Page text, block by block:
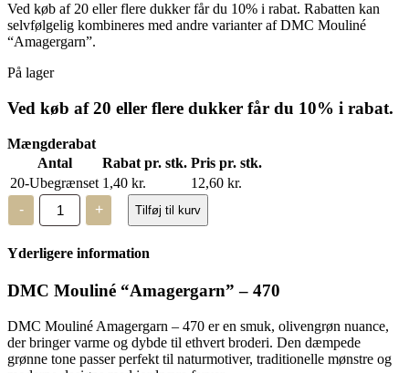
Ved køb af 20 eller flere dukker får du 10% i rabat. Rabatten kan
selvfølgelig kombineres med andre varianter af DMC Mouliné
“Amagergarn”.
På lager
Ved køb af 20 eller flere dukker får du 10% i rabat.
Mængderabat
Antal
Rabat pr. stk. Pris pr. stk.
20-Ubegrænset 1,40 kr. 12,60 kr.
-
DMC
Mouliné,
“Amagergarn”
470
+ Tilføj til kurv
Yderligere information
DMC Mouliné “Amagergarn” – 470
DMC Mouliné Amagergarn – 470 er en smuk, olivengrøn nuance,
der bringer varme og dybde til ethvert broderi. Den dæmpede
grønne tone passer perfekt til naturmotiver, traditionelle mønstre og